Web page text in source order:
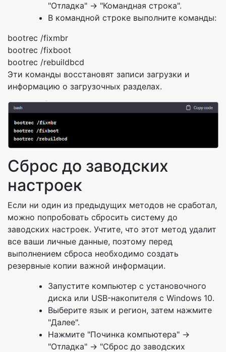
"Отладка" -> "Командная строка".
В командной строке выполните команды:
bootrec /fixmbr
bootrec /fixboot
bootrec /rebuildbcd
Эти команды восстановят записи загрузки и
информацию о загрузочных разделах.
Сброс до заводских
настроек
Если ни один из предыдущих методов не сработал,
можно попробовать сбросить систему до
заводских настроек. Учтите, что этот метод удалит
все ваши личные данные, поэтому перед
выполнением сброса необходимо создать
резервные копии важной информации.
Запустите компьютер с установочного
диска или USB-накопителя с Windows 10.
Выберите язык и регион, затем нажмите
"Далее".
Нажмите "Починка компьютера" ->
"Отладка" -> "Сброс до заводских